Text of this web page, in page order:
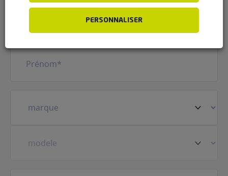
Nom(Nécessaire)
Prénom(Nécessaire)
véhicule(Nécessaire)
PERSONNALISER